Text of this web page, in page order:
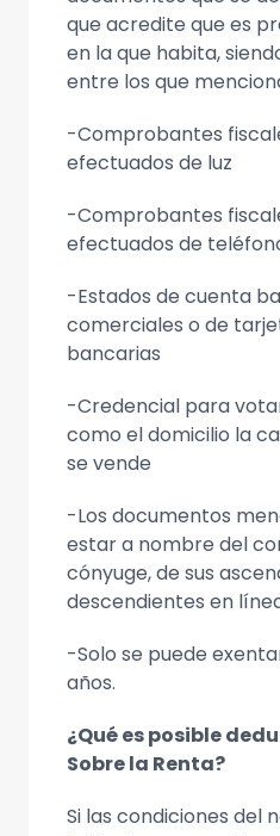
que acredite que es
en la que habita,
entre los que
-Comprobantes
efectuados de luz
-Comprobantes
efectuados de
-Estados de cuenta
comerciales o de
bancarias
-Credencial para
como el domicilio la
se vende
-Los documentos
estar a nombre del
cónyuge, de sus
descendientes en
-Solo se puede
años.
¿Qué es posible
Sobre la Renta?
Si las condiciones del